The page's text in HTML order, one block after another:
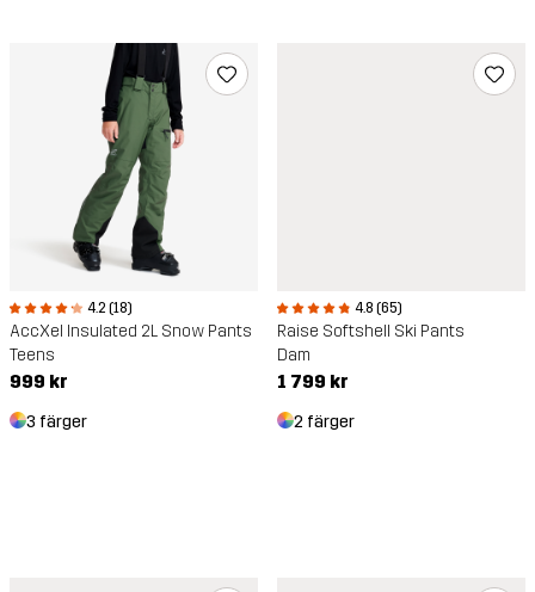
4.2 (18)
AccXel Insulated 2L Snow Pants
Teens
999 kr
3 färger
4.8 (65)
Raise Softshell Ski Pants
Dam
1 799 kr
2 färger